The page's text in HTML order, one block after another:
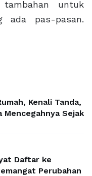
untuk
ada pas-pasan.
Kenali Tanda,
Mencegahnya Sejak
Daftar ke
Perubahan